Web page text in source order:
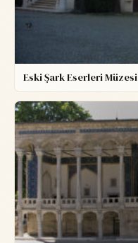
Eski Şark Eserleri Müzesi